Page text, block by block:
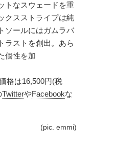
トなスウェードを重
クスストライプは純
ソールにはガムラバ
ラストを創出。あら
個性を加
格は16,500円(税
TwitterやFacebookな
(pic. emmi)